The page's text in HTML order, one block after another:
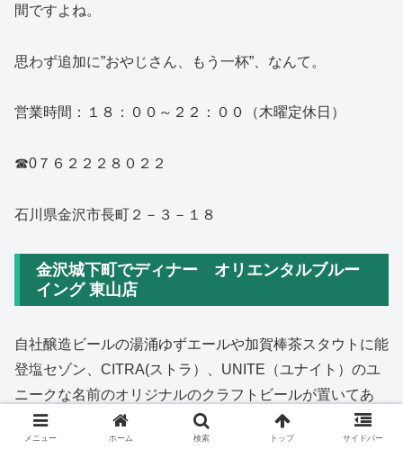
間ですよね。
思わず追加に”おやじさん、もう一杯”、なんて。
営業時間：１８：００～２２：００（木曜定休日）
☎0７６２２２８０２２
石川県金沢市長町２－３－１８
金沢城下町でディナー オリエンタルブルー
イング 東山店
自社醸造ビールの湯涌ゆずエールや加賀棒茶スタウトに能
登塩セゾン、CITRA(ストラ）、UNITE（ユナイト）のユ
ニークな名前のオリジナルのクラフトビールが置いてあ
り、お好きな方は”飲み比べセット（１３２０円）”で4種
類の飲み比べができます。
メニュー ホーム 検索 トップ サイドバー